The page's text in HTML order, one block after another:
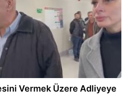
Vermek Üzere Adliyeye